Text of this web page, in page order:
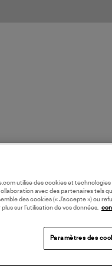
utilise des cookies et
avec des partenaires tels
des cookies (« J’accepte ») ou
plus sur l’utilisation de vos données,
Paramètres des